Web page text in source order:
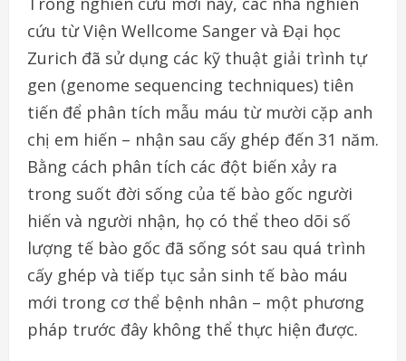
cứu từ Viện Wellcome Sanger và Đại học
Zurich đã sử dụng các kỹ thuật giải trình tự
gen (genome sequencing techniques) tiên
tiến để phân tích mẫu máu từ mười cặp anh
chị em hiến – nhận sau cấy ghép đến 31 năm.
Bằng cách phân tích các đột biến xảy ra
trong suốt đời sống của tế bào gốc người
hiến và người nhận, họ có thể theo dõi số
lượng tế bào gốc đã sống sót sau quá trình
cấy ghép và tiếp tục sản sinh tế bào máu
mới trong cơ thể bệnh nhân – một phương
pháp trước đây không thể thực hiện được.